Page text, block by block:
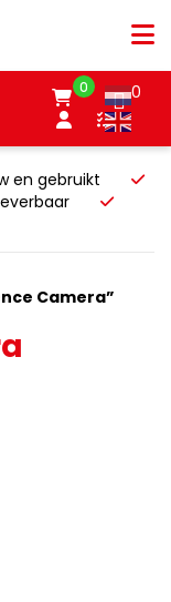
0
0
en gebruikt
leverbaar
Camera”